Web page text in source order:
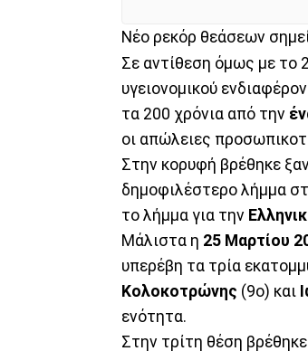
Νέο ρεκόρ θεάσεων
Σε αντίθεση όμως με το
υγειονομικού
τα 200 χρόνια από την
οι απώλειες
Στην κορυφή βρέθηκε
δημοφιλέστερο λήμμα
το λήμμα για την
Μάλιστα η 25 Μαρτίου
υπερέβη τα τρία
Κολοκοτρώνης (9ο) και
ενότητα.
Στην τρίτη θέση